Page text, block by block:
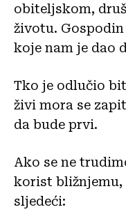
obiteljskom,
životu.
koje nam je dao
Tko je odlučio
živi mora se
da bude prvi.
Ako se ne
korist
sljedeći: